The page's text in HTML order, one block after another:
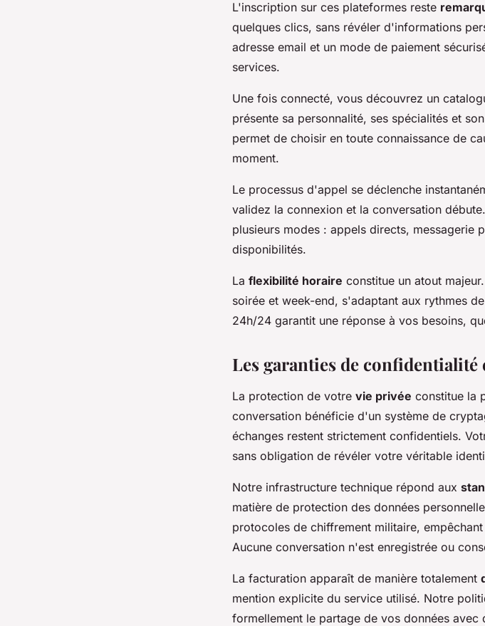
L'inscription sur ces plateformes reste
quelques clics, sans révéler d'informations
adresse email et un mode de paiement
services.
Une fois connecté, vous découvrez un
présente sa personnalité, ses spécialités et
permet de choisir en toute connaissance de
moment.
Le processus d'appel se déclenche
validez la connexion et la conversation
plusieurs modes : appels directs, messagerie
disponibilités.
La flexibilité horaire constitue un atout
soirée et week-end, s'adaptant aux rythmes
24h/24 garantit une réponse à vos besoins,
Les garanties de
La protection de votre vie privée constitue la
conversation bénéficie d'un système de
échanges restent strictement confidentiels.
sans obligation de révéler votre véritable
Notre infrastructure technique répond aux
matière de protection des données
protocoles de chiffrement militaire,
Aucune conversation n'est enregistrée ou
La facturation apparaît de manière totalement
mention explicite du service utilisé. Notre
formellement le partage de vos données